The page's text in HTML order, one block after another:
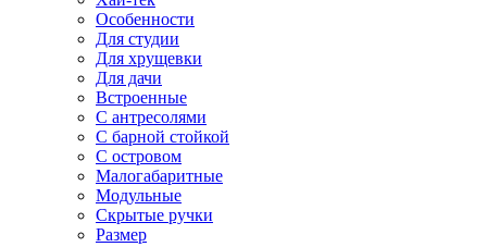
Особенности
Для студии
Для хрущевки
Для дачи
Встроенные
С антресолями
С барной стойкой
С островом
Малогабаритные
Модульные
Скрытые ручки
Размер